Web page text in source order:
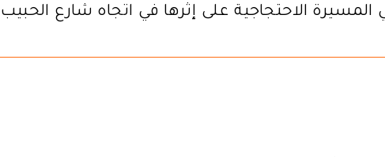
المسيرة الاحتجاجية على إثرها في اتجاه شارع الحبيب